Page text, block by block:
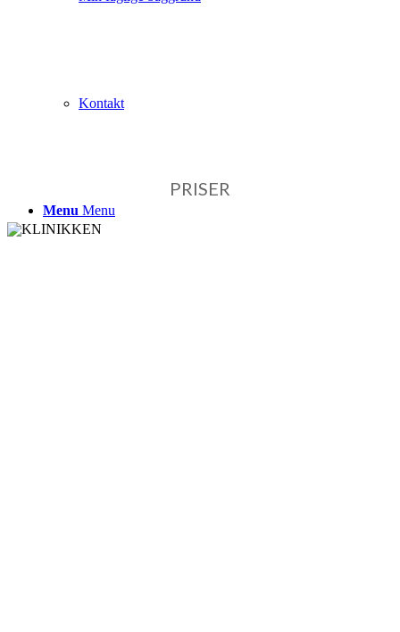
Kontakt
Menu Menu
PRISER